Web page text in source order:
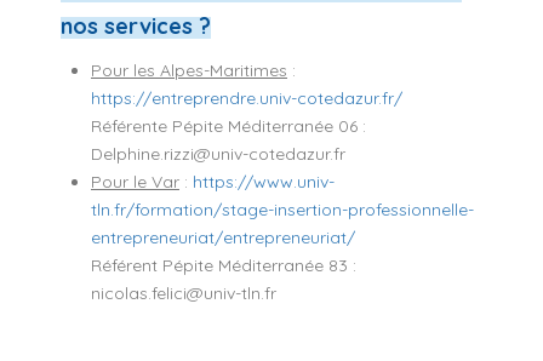
nos services ?
Pour les Alpes-Maritimes :
https://entreprendre.univ-cotedazur.fr/
Référente Pépite Méditerranée 06 :
Delphine.rizzi@univ-cotedazur.fr
Pour le Var : https://www.univ-
tln.fr/formation/stage-insertion-professionnelle-
entrepreneuriat/entrepreneuriat/
Référent Pépite Méditerranée 83 :
nicolas.felici@univ-tln.fr